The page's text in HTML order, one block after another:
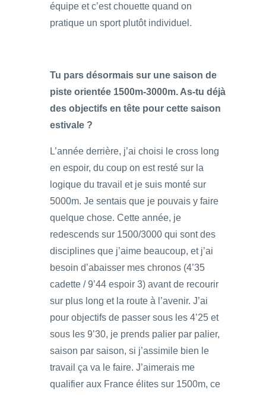
équipe et c’est chouette quand on
pratique un sport plutôt individuel.
Tu pars désormais sur une saison de
piste orientée 1500m-3000m. As-tu déjà
des objectifs en tête pour cette saison
estivale ?
L’année derrière, j’ai choisi le cross long
en espoir, du coup on est resté sur la
logique du travail et je suis monté sur
5000m. Je sentais que je pouvais y faire
quelque chose. Cette année, je
redescends sur 1500/3000 qui sont des
disciplines que j’aime beaucoup, et j’ai
besoin d’abaisser mes chronos (4’35
cadette / 9’44 espoir 3) avant de recourir
sur plus long et la route à l’avenir. J’ai
pour objectifs de passer sous les 4’25 et
sous les 9’30, je prends palier par palier,
saison par saison, si j’assimile bien le
travail ça va le faire. J’aimerais me
qualifier aux France élites sur 1500m, ce